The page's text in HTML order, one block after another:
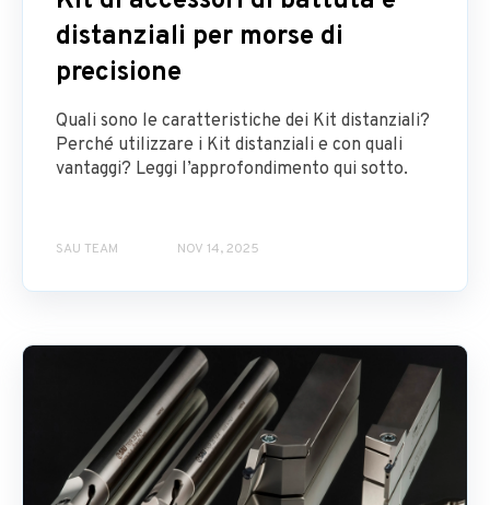
distanziali per morse di
precisione
Quali sono le caratteristiche dei Kit distanziali?
Perché utilizzare i Kit distanziali e con quali
vantaggi? Leggi l’approfondimento qui sotto.
SAU TEAM NOV 14, 2025